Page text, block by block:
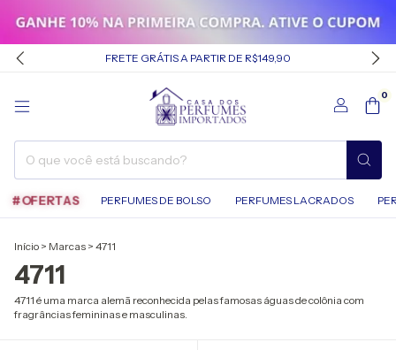
FRETE GRÁTIS A PARTIR DE R$149,90
0
#OFERTAS PERFUMES DE BOLSO PERFUMES LACRADOS
Início > Marcas > 4711
4711
4711 é uma marca alemã reconhecida pelas famosas águas de colônia com
fragrâncias femininas e masculinas.